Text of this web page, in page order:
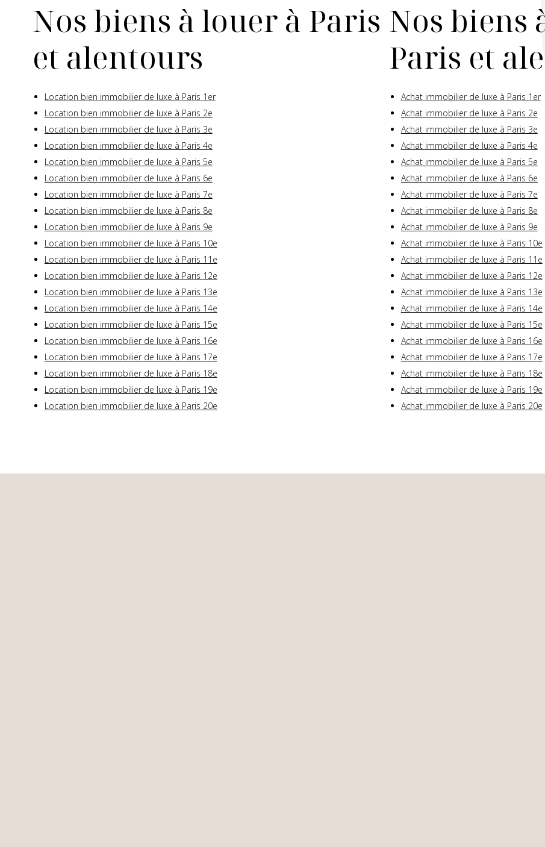
Nos biens à louer à Paris
et alentours
Location bien immobilier de luxe à Paris 1er
Location bien immobilier de luxe à Paris 2e
Location bien immobilier de luxe à Paris 3e
Location bien immobilier de luxe à Paris 4e
Location bien immobilier de luxe à Paris 5e
Location bien immobilier de luxe à Paris 6e
Location bien immobilier de luxe à Paris 7e
Location bien immobilier de luxe à Paris 8e
Location bien immobilier de luxe à Paris 9e
Location bien immobilier de luxe à Paris 10e
Location bien immobilier de luxe à Paris 11e
Location bien immobilier de luxe à Paris 12e
Location bien immobilier de luxe à Paris 13e
Location bien immobilier de luxe à Paris 14e
Location bien immobilier de luxe à Paris 15e
Location bien immobilier de luxe à Paris 16e
Location bien immobilier de luxe à Paris 17e
Location bien immobilier de luxe à Paris 18e
Location bien immobilier de luxe à Paris 19e
Location bien immobilier de luxe à Paris 20e
Nos biens
Paris et
Achat immobilier de luxe à Paris 1er
Achat immobilier de luxe à Paris 2e
Achat immobilier de luxe à Paris 3e
Achat immobilier de luxe à Paris 4e
Achat immobilier de luxe à Paris 5e
Achat immobilier de luxe à Paris 6e
Achat immobilier de luxe à Paris 7e
Achat immobilier de luxe à Paris 8e
Achat immobilier de luxe à Paris 9e
Achat immobilier de luxe à Paris 10e
Achat immobilier de luxe à Paris 11e
Achat immobilier de luxe à Paris 12e
Achat immobilier de luxe à Paris 13e
Achat immobilier de luxe à Paris 14e
Achat immobilier de luxe à Paris 15e
Achat immobilier de luxe à Paris 16e
Achat immobilier de luxe à Paris 17e
Achat immobilier de luxe à Paris 18e
Achat immobilier de luxe à Paris 19e
Achat immobilier de luxe à Paris 20e